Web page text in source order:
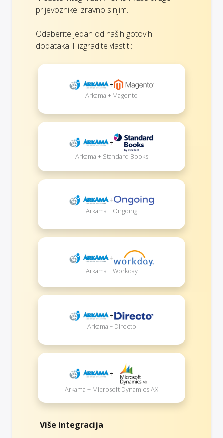
prijevoznike izravno s njim.
Odaberite jedan od naših gotovih
dodataka ili izgradite vlastiti:
+
Arkama + Magento
+
Arkama + Standard Books
+
Arkama + Ongoing
+
Arkama + Workday
+
Arkama + Directo
+
Arkama + Microsoft Dynamics AX
Više integracija